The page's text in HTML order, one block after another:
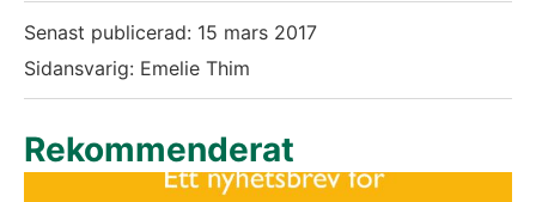
Senast publicerad: 15 mars 2017
Sidansvarig: Emelie Thim
Rekommenderat